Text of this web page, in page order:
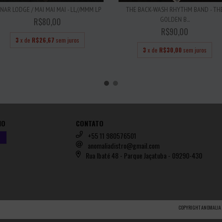
LODGE / MAI MAI MAI - LL//MMM LP
R$80,00
3 x de R$26,67 sem juros
THE BACK-WASH RHYTHM BAND -
GOLDEN B...
R$90,00
3 x de R$30,00 sem juros
CONTATO
+55 11 980576501
anomaliadistro@gmail.com
Rua Ibaté 48 - Parque Jaçatuba - 09290-430
COPYRIGHT